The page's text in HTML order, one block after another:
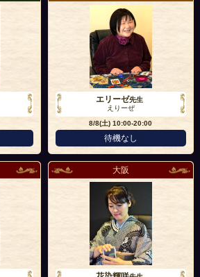
エリーゼ先生
えりーぜ
8/8(土)10:00-20:00
待機なし
大阪